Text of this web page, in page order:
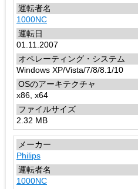
1000NC
01.11.2007
Windows XP/Vista/7/8/8.1/10
x86, x64
2.32 MB
Philips
1000NC